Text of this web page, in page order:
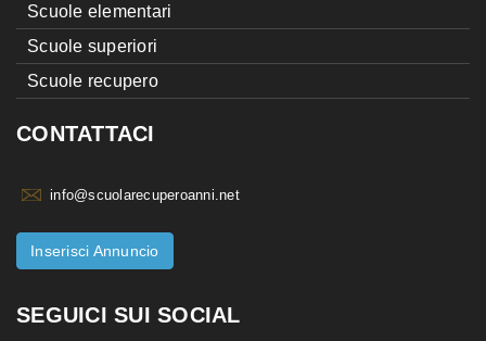
Scuole elementari
Scuole superiori
Scuole recupero
CONTATTACI
info@scuolarecuperoanni.net
Inserisci Annuncio
SEGUICI SUI SOCIAL